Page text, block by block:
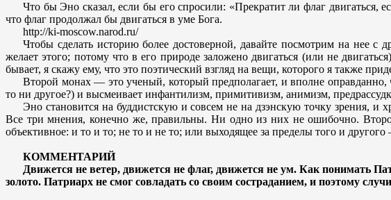
Что бы Эно сказал, если бы его спросили: «Прекратит ли флаг двигаться,
что флаг продолжал бы двигаться в уме Бога.
http://ki-moscow.narod.ru/
Чтобы сделать историю более достоверной, давайте посмотрим на нее
желает этого; потому что в его природе заложено двигаться (или не
бывает, я скажу ему, что это поэтический взгляд на вещи, которого я также
Второй монах — это ученый, который предполагает, и вполне
то ни другое?) и высмеивает инфантилизм, примитивизм, анимизм,
Эно становится на буддистскую и совсем не на дзэнскую точку зрения, и
Все три мнения, конечно же, правильны. Ни одно из них не ошибочно.
объективное: и то и то; не то и не то; или выходящее за пределы того и
КОММЕНТАРИЙ
Движется не ветер, движется не флаг, движется не ум. Как понимать
золото. Патриарх не смог совладать со своим состраданием, и поэтому